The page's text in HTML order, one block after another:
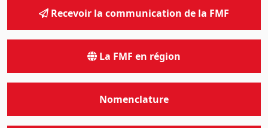
Recevoir la communication de la FMF
La FMF en région
Nomenclature